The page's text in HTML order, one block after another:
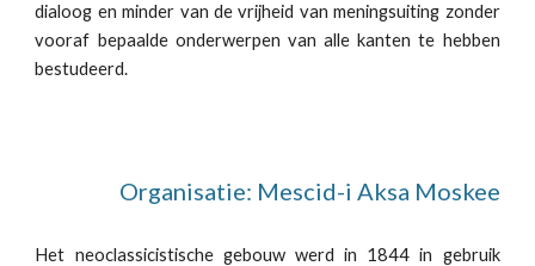
dialoog en minder van de vrijheid van meningsuiting zonder
vooraf bepaalde onderwerpen van alle kanten te hebben
bestudeerd.
Organisatie: Mescid-i Aksa Moskee
Het neoclassicistische gebouw werd in 1844 in gebruik